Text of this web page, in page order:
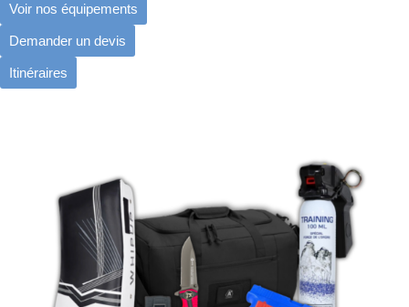
Voir nos équipements
Demander un devis
Itinéraires